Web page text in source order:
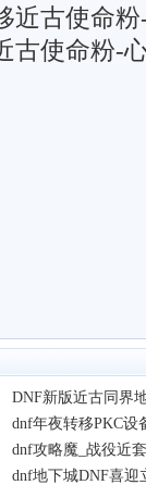
古使命粉
使命粉-
DNF新版近古同界
dnf年夜转移PKC设
dnf攻略魔_战役近
dnf地下城DNF喜